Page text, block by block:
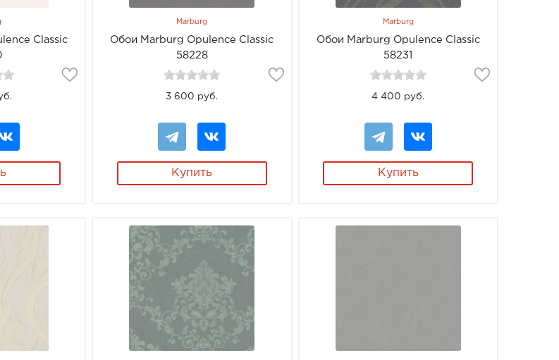
Classic
Marburg
Обои Marburg Opulence Classic
58228
3 600 руб.
Купить
Marburg
Обои Marburg Opulence Classic
58231
4 400 руб.
Купить